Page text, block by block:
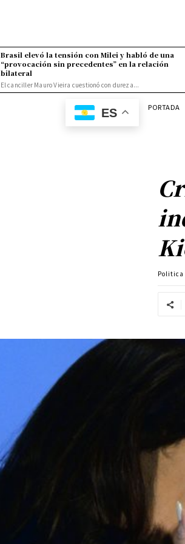
Brasil elevó la tensión con Milei y habló de una
“provocación sin precedentes” en la relación
bilateral
El canciller Mauro Vieira cuestionó con dureza...
ES PORTADA
Politica